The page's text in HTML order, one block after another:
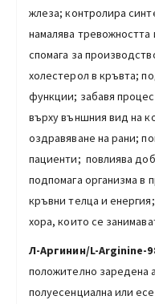
жлеза; контролира
намалява
спомага за
холестерол в кръвта;
функции; забавя
върху външния вид на
оздравяване на рани;
пациенти; повлиява
подпомага организма в
кръвни телца и
хора, които се
Л-Аргинин/L-Arginine-
положително заредена
полуесенциална или